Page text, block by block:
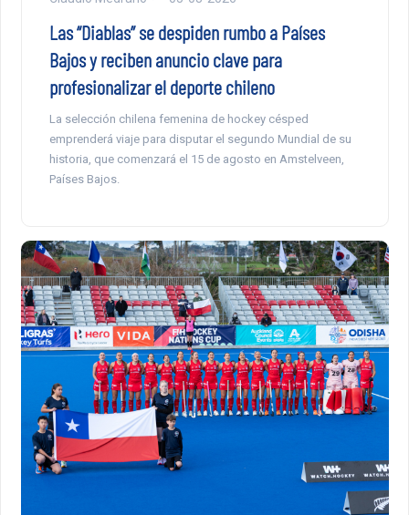
Las “Diablas” se despiden rumbo a Países
Bajos y reciben anuncio clave para
profesionalizar el deporte chileno
La selección chilena femenina de hockey césped
emprenderá viaje para disputar el segundo Mundial de su
historia, que comenzará el 15 de agosto en Amstelveen,
Países Bajos.